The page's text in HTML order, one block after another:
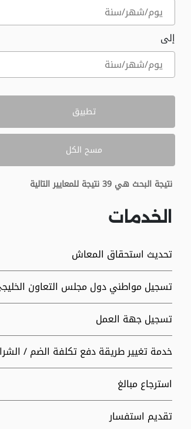
إلى
تطبيق
مسح الكل
نتيجة البحث هي 39نتيجة للمعايير التالية
الخدمات
تحديث استحقاق المعاش
تسجيل مواطني دول مجلس التعاون
تسجيل جهة العمل
خدمة تغيير طريقة دفع تكلفة الضم /
استرجاع مبالغ
تقديم استفسار